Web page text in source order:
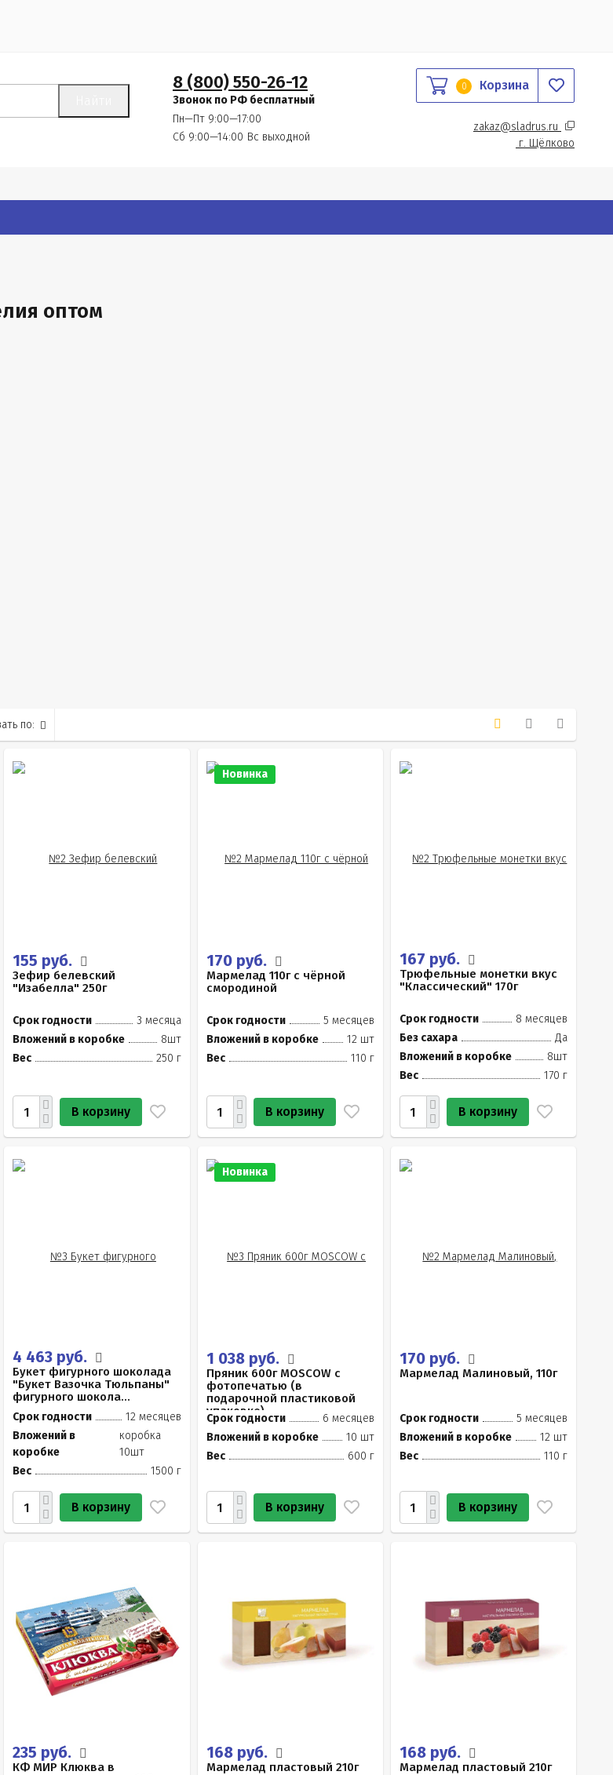
8 (800) 550-26-12
Звонок по РФ бесплатный
Пн—Пт 9:00—17:00
Сб 9:00—14:00 Вс выходной
0 Корзина
zakaz@sladrus.ru
г. Щёлково
оптом
по:
155 руб.
Зефир белевский
"Изабелла" 250г
Срок годности
3 месяца
Вложений в коробке
8шт
Вес
250 г
В корзину
Новинка
170 руб.
Мармелад 110г с чёрной
смородиной
Срок годности
5 месяцев
Вложений в коробке
12 шт
Вес
110 г
В корзину
167 руб.
Трюфельные монетки вкус
"Классический" 170г
Срок годности
8 месяцев
Без сахара
Да
Вложений в коробке
8шт
Вес
170 г
В корзину
4 463 руб.
Букет фигурного шоколада
"Букет Вазочка Тюльпаны"
фигурного шокола...
Срок годности
12 месяцев
Вложений в
коробке
коробка
10шт
Вес
1500 г
В корзину
Новинка
1 038 руб.
Пряник 600г MOSCOW с
фотопечатью (в
подарочной пластиковой
упаковке)
Срок годности
6 месяцев
Вложений в коробке
10 шт
Вес
600 г
В корзину
170 руб.
Мармелад Малиновый, 110г
Срок годности
5 месяцев
Вложений в коробке
12 шт
Вес
110 г
В корзину
235 руб.
КФ МИР Клюква в
168 руб.
Мармелад пластовый 210г
168 руб.
Мармелад пластовый 210г